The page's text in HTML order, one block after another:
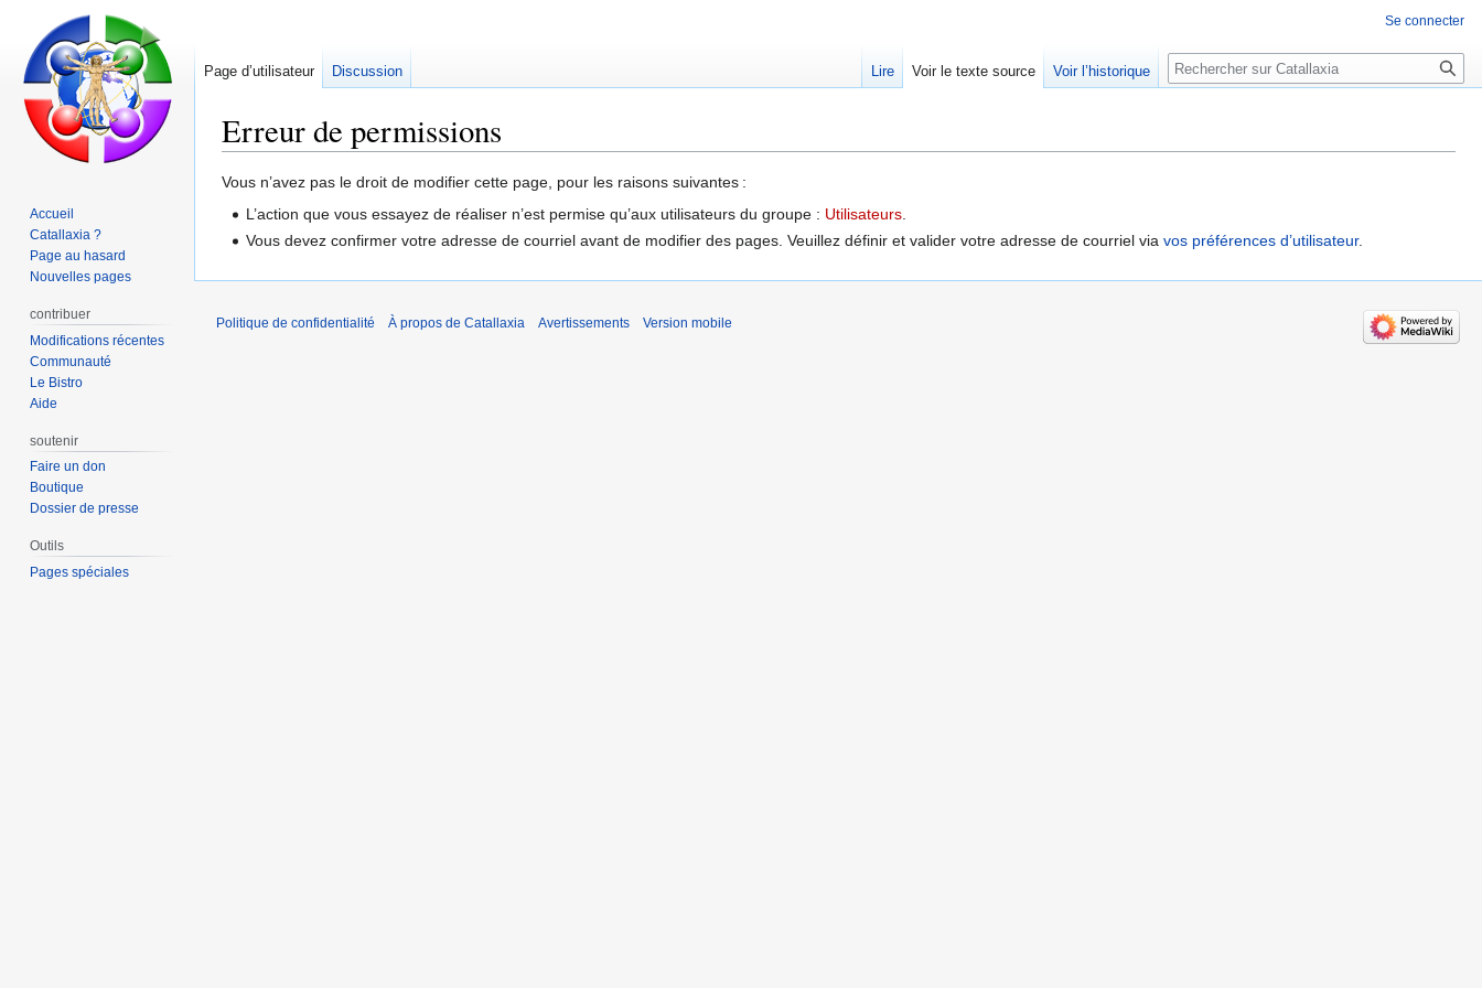
Erreur de permissions
Aller
Aller
Vous n’avez pas le droit de modifier cette page, pour les raisons suivantes :
L’action que vous essayez de réaliser n’est permise qu’aux utilisateurs du groupe : Utilisateurs.
Vous devez confirmer votre adresse de courriel avant de modifier des pages. Veuillez définir et valider votre adresse de courriel viavos préférences d’utilisateur.
Se connecter
Page d’utilisateur Discussion Lire Voir le texte source Voir l’historique Rechercher
Accueil
Catallaxia ?
Page au hasard
Nouvelles pages
contribuer
Modifications récentes
Communauté
Le Bistro
Aide
soutenir
Faire un don
Boutique
Dossier de presse
Outils
Pages spéciales
Politique de confidentialité À propos de Catallaxia Avertissements Version mobile